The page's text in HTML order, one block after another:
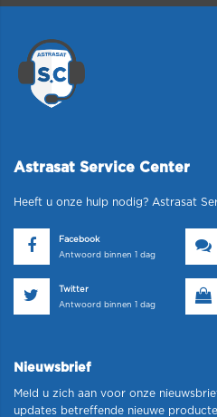
Astrasat Service Center
Heeft u onze hulp nodig? Astrasat
Facebook
Antwoord binnen 1 dag
Twitter
Antwoord binnen 1 dag
Nieuwsbrief
Meld u zich aan voor onze
updates betreffende nieuwe